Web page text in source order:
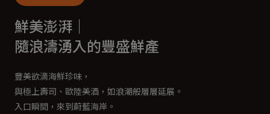
鮮美澎湃｜
隨浪濤湧入的豐盛鮮產
豐美欲滴海鮮珍味，
與極上壽司、歐陸美酒，如浪潮般層層延展。
入口瞬間，來到蔚藍海岸。